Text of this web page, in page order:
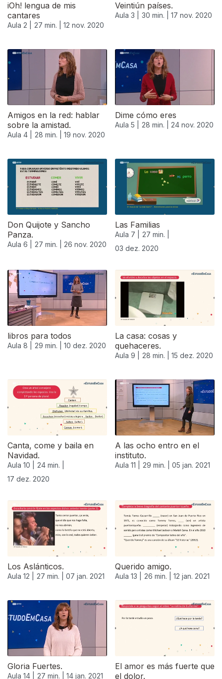
iOh! lengua de mis
cantares
Aula 2 | 27 min. | 12 nov. 2020
Veintiún países.
Aula 3 | 30 min. | 17 nov. 2020
Amigos en la red: hablar
sobre la amistad.
Aula 4 | 28 min. | 19 nov. 2020
Dime cómo eres
Aula 5 | 28 min. | 24 nov. 2020
Don Quijote y Sancho
Panza.
Aula 6 | 27 min. | 26 nov. 2020
Las Familias
Aula 7 |
27 min. |
03 dez. 2020
libros para todos
Aula 8 | 29 min. | 10 dez. 2020
La casa: cosas y
quehaceres.
Aula 9 | 28 min. | 15 dez. 2020
Canta, come y baila en
Navidad.
Aula 10 |
24 min. |
17 dez. 2020
A las ocho entro en el
instituto.
Aula 11 | 29 min. | 05 jan. 2021
515461
Los Aslánticos.
Aula 12 | 27 min. | 07 jan. 2021
Querido amigo.
Aula 13 | 26 min. | 12 jan. 2021
Gloria Fuertes.
Aula 14 | 27 min. | 14 jan. 2021
El amor es más fuerte que
el dolor.